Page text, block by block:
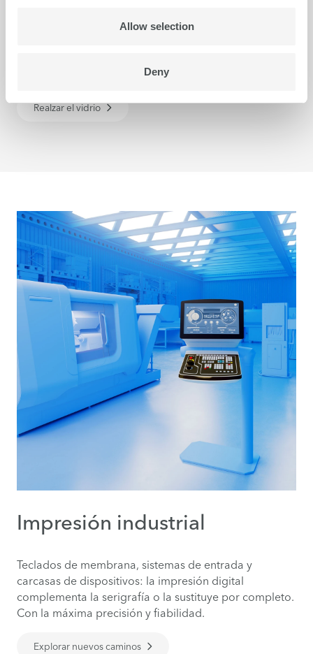
Allow selection
Deny
especialidad de las impresoras planas de swissQprint.
Realzar el vidrio
Impresión industrial
Teclados de membrana, sistemas de entrada y
carcasas de dispositivos: la impresión digital
complementa la serigrafía o la sustituye por completo.
Con la máxima precisión y fiabilidad.
Explorar nuevos caminos